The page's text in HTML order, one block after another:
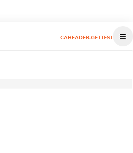
CAHEADER.GETTEST